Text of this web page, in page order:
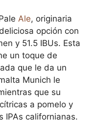
Ale, originaria
opción con
y 51.5 IBUs. Esta
un toque de
que le da un
Munich le
que su
a pomelo y
IPAs californianas.